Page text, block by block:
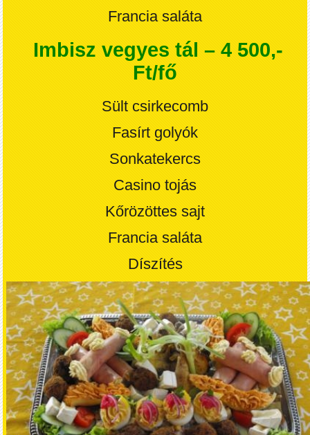
Francia saláta
Imbisz vegyes tál – 4 500,-
Ft/fő
Sült csirkecomb
Fasírt golyók
Sonkatekercs
Casino tojás
Kőrözöttes sajt
Francia saláta
Díszítés